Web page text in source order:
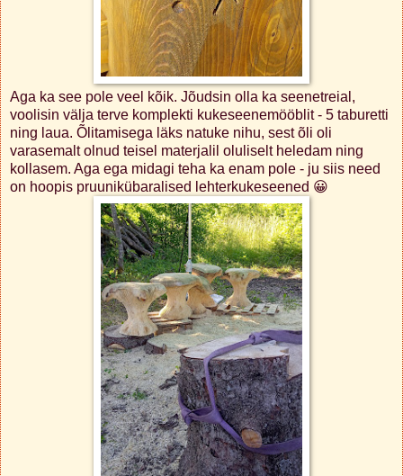
Aga ka see pole veel kõik. Jõudsin olla ka seenetreial,
voolisin välja terve komplekti kukeseenemööblit - 5 taburetti
ning laua. Õlitamisega läks natuke nihu, sest õli oli
varasemalt olnud teisel materjalil oluliselt heledam ning
kollasem. Aga ega midagi teha ka enam pole - ju siis need
on hoopis pruunikübaralised lehterkukeseened 😀